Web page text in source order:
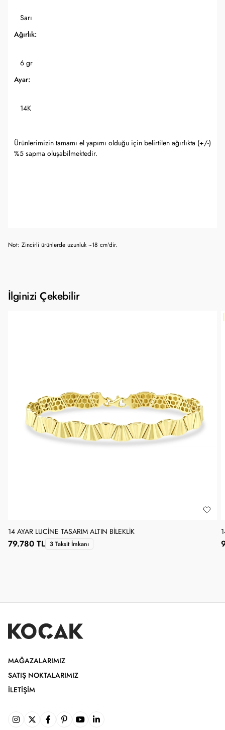
Sarı
Ağırlık:
6 gr
Ayar:
14K
Ürünlerimizin tamamı el yapımı olduğu için belirtilen ağırlıkta (+/-)
%5 sapma oluşabilmektedir.
Not: Zincirli ürünlerde uzunluk ~18 cm'dir.
İlginizi Çekebilir
14 AYAR LUCINE TASARIM ALTIN BILEKLIK
79.780 TL 3 Taksit İmkanı
MAĞAZALARIMIZ
SATIŞ NOKTALARIMIZ
İLETIŞIM